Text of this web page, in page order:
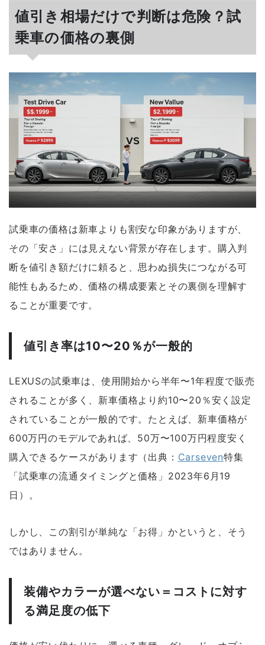
値引き相場だけで判断は危険？試
乗車の価格の裏側
試乗車の価格は新車よりも割安な印象がありますが、
その「安さ」には見えない背景が存在します。購入判
断を値引き額だけに頼ると、思わぬ損失につながる可
能性もあるため、価格の構成要素とその裏側を理解す
ることが重要です。
値引き率は10〜20％が一般的
LEXUSの試乗車は、使用開始から半年〜1年程度で販売
されることが多く、新車価格より約10〜20％安く設定
されていることが一般的です。たとえば、新車価格が
600万円のモデルであれば、50万〜100万円程度安く
購入できるケースがあります（出典： Carseven特集
「試乗車の流通タイミングと価格」2023年6月19
日）。
しかし、この割引が単純な「お得」かというと、そう
ではありません。
装備やカラーが選べない＝コストに対す
る満足度の低下